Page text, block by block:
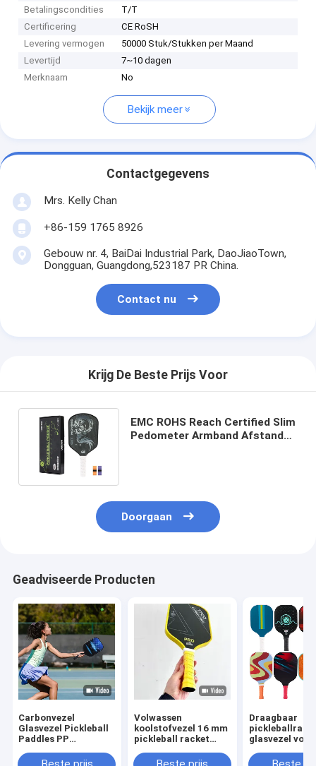
Betalingscondities
T/T
Certificering
CE RoSH
Levering vermogen
50000 Stuk/Stukken per Maand
Levertijd
7~10 dagen
Merknaam
No
Bekijk meer
Contactgegevens
Mrs. Kelly Chan
+86-159 1765 8926
Gebouw nr. 4, BaiDai Industrial Park, DaoJiaoTown,
Dongguan, Guangdong,523187 PR China.
Contact nu
Krijg De Beste Prijs Voor
EMC ROHS Reach Certified Slim
Pedometer Armband Afstand
Doorgaan
Geadviseerde Producten
Carbonvezel
Glasvezel Pickleball
Paddles PP
Bedrukte Paddle Set
Volwassen
koolstofvezel 16 mm
pickleball racket
pickleball paddle
Draagbaar
glasvezel voor
modieus en